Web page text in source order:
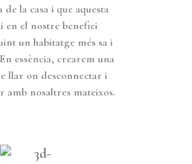
de la casa i que aquesta
en el nostre benefici
un habitatge més sa i
essència, crearem una
llar on desconnectar i
amb nosaltres mateixos.